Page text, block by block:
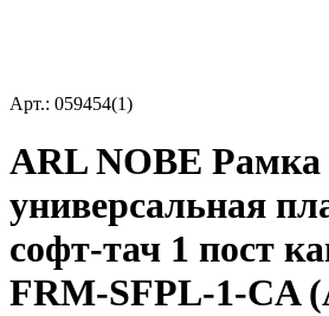
Арт.: 059454(1)
ARL NOBE Рамка
универсальная
софт-тач 1 пост
FRM-SFPL-1-CA